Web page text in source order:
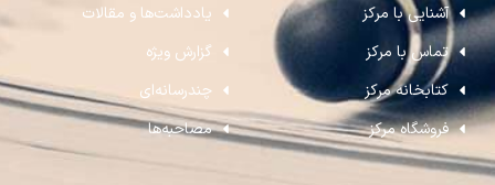
آشنایی با مرکز
تماس با مرکز
کتابخانه مرکز
فروشگاه مرکز
یادداشت‌ها و مقالات
گزارش ویژه
چندرسانه‌ای
مصاحبه‌ها